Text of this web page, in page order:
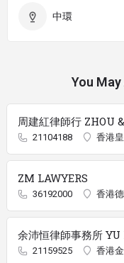
中環
You
周建紅律師行 ZHOU
21104188 香港
ZM LAWYERS
36192000 香港
余沛恒律師事務所 YU
21159525 香港